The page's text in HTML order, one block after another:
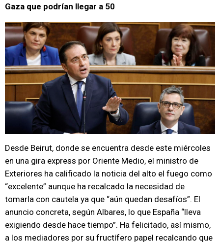
Gaza que podrían llegar a 50
Desde Beirut, donde se encuentra desde este miércoles
en una gira express por Oriente Medio, el ministro de
Exteriores ha calificado la noticia del alto el fuego como
“excelente” aunque ha recalcado la necesidad de
tomarla con cautela ya que “aún quedan desafíos”. El
anuncio concreta, según Albares, lo que España “lleva
exigiendo desde hace tiempo”. Ha felicitado, así mismo,
a los mediadores por su fructífero papel recalcando que